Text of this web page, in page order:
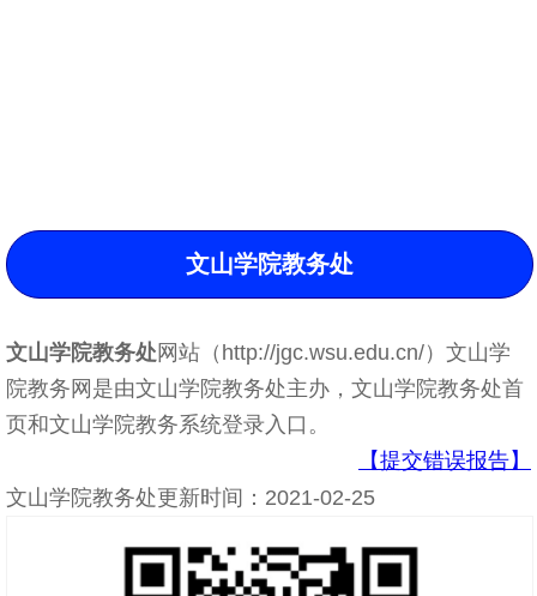
文山学院教务处
文山学院教务处网站（http://jgc.wsu.edu.cn/）文山学
院教务网是由文山学院教务处主办，文山学院教务处首
页和文山学院教务系统登录入口。
【提交错误报告】
文山学院教务处更新时间：2021-02-25